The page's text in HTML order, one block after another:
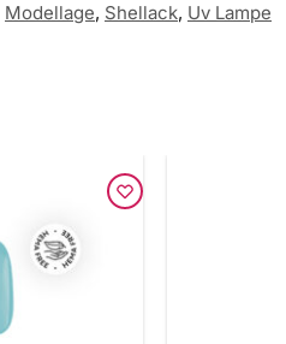
Modellage, Shellack, Uv Lampe